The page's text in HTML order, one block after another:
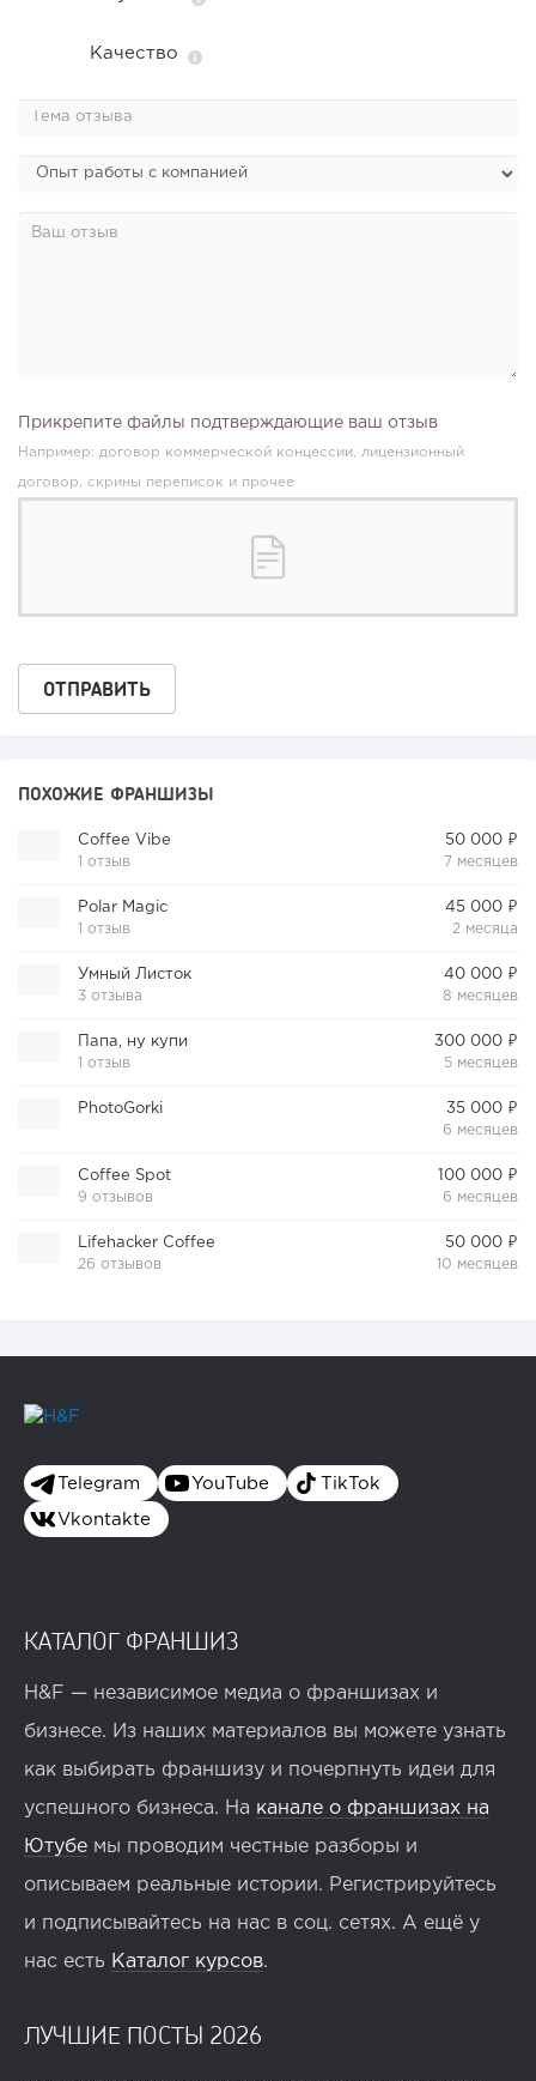
Качество
Прикрепите файлы подтверждающие ваш отзыв
Например: договор коммерческой концессии, лицензионный
договор, скрины переписок и прочее
ПОХОЖИЕ ФРАНШИЗЫ
Coffee Vibe
1 отзыв
50 000 ₽
7 месяцев
Polar Magic
1 отзыв
45 000 ₽
2 месяца
Умный Листок
3 отзыва
40 000 ₽
8 месяцев
Папа, ну купи
1 отзыв
300 000 ₽
5 месяцев
PhotoGorki
35 000 ₽
6 месяцев
Coffee Spot
9 отзывов
100 000 ₽
6 месяцев
Lifehacker Coffee
26 отзывов
50 000 ₽
10 месяцев
Telegram YouTube TikTok
Vkontakte
КАТАЛОГ ФРАНШИЗ
H&F — независимое медиа о франшизах и
бизнесе. Из наших материалов вы можете узнать
как выбирать франшизу и почерпнуть идеи для
успешного бизнеса. На канале о франшизах на
Ютубе мы проводим честные разборы и
описываем реальные истории. Регистрируйтесь
и подписывайтесь на нас в соц. сетях. А ещё у
нас есть Каталог курсов.
ЛУЧШИЕ ПОСТЫ 2026